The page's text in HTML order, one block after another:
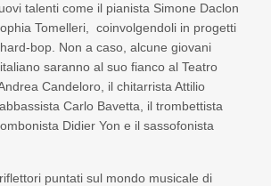
talenti come il pianista Simone Daclon
Tomelleri, coinvolgendoli in progetti
bop. Non a caso, alcune giovani
saranno al suo fianco al Teatro
Candeloro, il chitarrista Attilio
Carlo Bavetta, il trombettista
Didier Yon e il sassofonista
riflettori puntati sul mondo musicale di